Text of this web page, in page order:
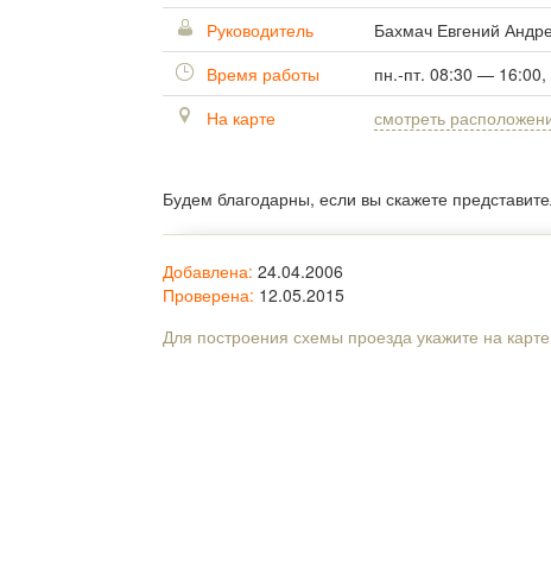
Руководитель
Бахмач Евгений
Время работы
пн.-пт. 08:30 —
На карте
смотреть
Будем благодарны, если вы скажете
Добавлена: 24.04.2006
Проверена: 12.05.2015
Для построения схемы проезда укажите на